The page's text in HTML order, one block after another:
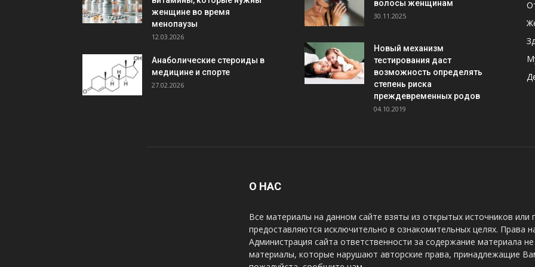
женщине во время
менопаузы
12.03.2026
Анаболические стероиды в
медицине и спорте
27.02.2026
волосы женщинам
30.11.2025
Новый механизм
тестирования даст
возможность определять
степень риска
преждевременных родов
04.10.2019
О НАС
Все материалы на данном сайте взяты из открытых источников или
предоставляются исключительно в ознакомительных целях. Права
Администрация сайта ответственности за содержание материала
материалы, которые нарушают авторские права, принадлежащие